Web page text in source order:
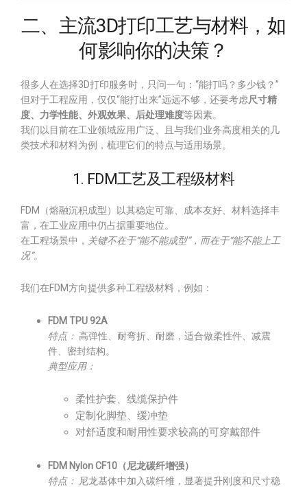
二、主流3D打印工艺与材料，如
何影响你的决策？
很多人在选择3D打印服务时，只问一句：“能打吗？多少钱？”
但对于工程应用，仅仅“能打出来”远远不够，还要考虑尺寸精
度、力学性能、外观效果、后处理难度等因素。
我们以目前在工业领域应用广泛、且与我们业务高度相关的几
类技术和材料为例，梳理它们的特点与适用场景。
1. FDM工艺及工程级材料
FDM（熔融沉积成型）以其稳定可靠、成本友好、材料选择丰
富，在工业应用中仍占据重要地位。
在工程场景中， 关键不在于“能不能成型”，而在于“能不能上工
况”。
我们在FDM方向提供多种工程级材料，例如：
FDM TPU 92A
特点： 高弹性、耐弯折、耐磨，适合做柔性件、减震
件、密封结构。
典型应用：
柔性护套、线缆保护件
定制化脚垫、缓冲垫
对舒适度和耐用性要求较高的可穿戴部件
FDM Nylon CF10（尼龙碳纤增强）
特点： 尼龙基体中加入碳纤维，显著提升刚度和尺寸稳